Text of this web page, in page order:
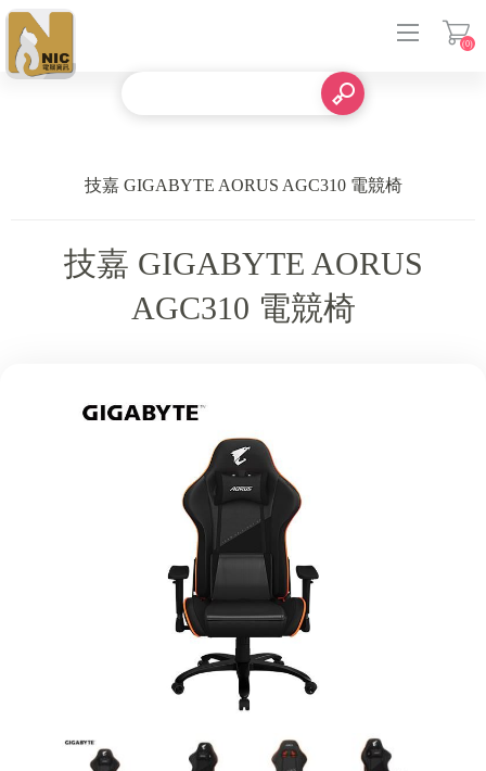
(0)
技嘉 GIGABYTE AORUS AGC310 電競椅
技嘉 GIGABYTE AORUS
AGC310 電競椅